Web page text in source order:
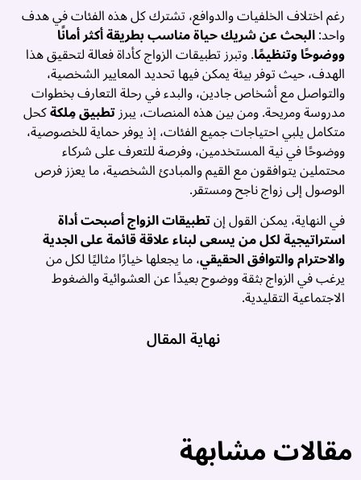
رغم اختلاف الخلفيات والدوافع، تشترك كل هذه الفئات في هدف
واحد:البحث عن شريك حياة مناسب بطريقة أكثر أمانًا
ووضوحًا وتنظيمًا. وتبرز تطبيقات الزواج كأداة فعالة لتحقيق هذا
الهدف، حيث توفر بيئة يمكن فيها تحديد المعايير الشخصية،
والتواصل مع أشخاص جادين، والبدء في رحلة التعارف بخطوات
مدروسة ومريحة. ومن بين هذه المنصات، يبرزتطبيق مِلكةكحل
متكامل يلبي احتياجات جميع الفئات، إذ يوفر حماية للخصوصية،
ووضوحًا في نية المستخدمين، وفرصة للتعرف على شركاء
محتملين يتوافقون مع القيم والمبادئ الشخصية، ما يعزز فرص
الوصول إلى زواج ناجح ومستقر.
في النهاية، يمكن القول إنتطبيقات الزواج أصبحت أداة
استراتيجية لكل من يسعى لبناء علاقة قائمة على الجدية
والاحترام والتوافق الحقيقي، ما يجعلها خيارًا مثاليًا لكل من
يرغب في الزواج بثقة ووضوح بعيدًا عن العشوائية والضغوط
الاجتماعية التقليدية.
نهاية المقال
مقالات مشابهة